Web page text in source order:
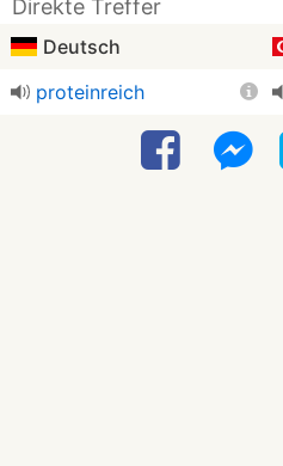
Direkte Treffer
Deutsch
proteinreich